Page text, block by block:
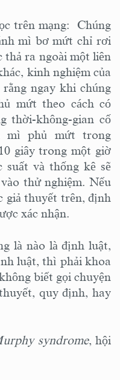
trên mạng: Chúng
mì bơ mứt chỉ rơi
thả ra ngoài một liên
kinh nghiệm của
ngay khi chúng
mứt theo cách có
thời-không-gian cố
mì phủ mứt trong
giây trong một giờ
suất và thống kê sẽ
thử nghiệm. Nếu
giả thuyết trên, định
xác nhận.
là nào là định luật,
luật, thì phải khoa
biết gọi chuyện
quy định, hay
syndrome, hội